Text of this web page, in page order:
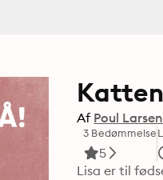
Af Poul Larsen
3 Bedømmelse
5
Lisa er til